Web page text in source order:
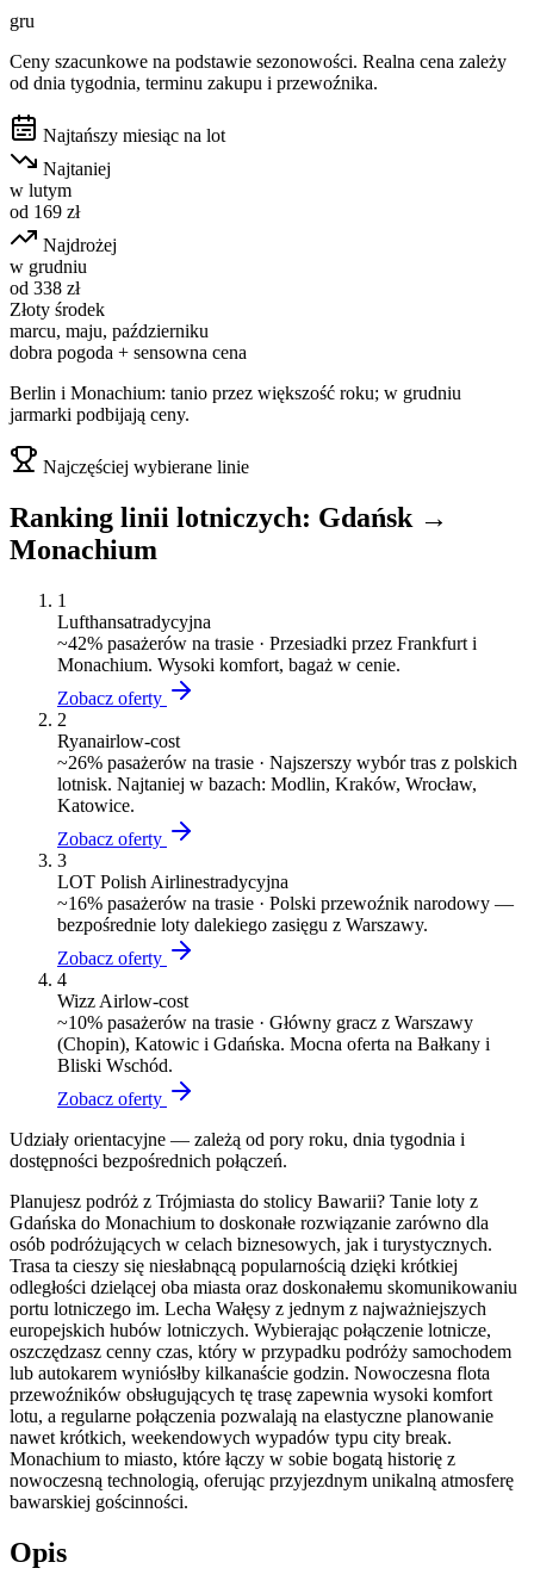
gru
Ceny szacunkowe na podstawie sezonowości. Realna cena zależy
od dnia tygodnia, terminu zakupu i przewoźnika.
Najtańszy miesiąc na lot
Najtaniej
w lutym
od 169 zł
Najdrożej
w grudniu
od 338 zł
Złoty środek
marcu, maju, październiku
dobra pogoda + sensowna cena
Berlin i Monachium: tanio przez większość roku; w grudniu
jarmarki podbijają ceny.
Najczęściej wybierane linie
Ranking linii lotniczych: Gdańsk→
Monachium
1
Lufthansatradycyjna
~42% pasażerów na trasie · Przesiadki przez Frankfurt i
Monachium. Wysoki komfort, bagaż w cenie.
Zobacz oferty
2
Ryanairlow-cost
~26% pasażerów na trasie · Najszerszy wybór tras z polskich
lotnisk. Najtaniej w bazach: Modlin, Kraków, Wrocław,
Katowice.
Zobacz oferty
3
LOT Polish Airlinestradycyjna
~16% pasażerów na trasie · Polski przewoźnik narodowy —
bezpośrednie loty dalekiego zasięgu z Warszawy.
Zobacz oferty
4
Wizz Airlow-cost
~10% pasażerów na trasie · Główny gracz z Warszawy
(Chopin), Katowic i Gdańska. Mocna oferta na Bałkany i
Bliski Wschód.
Zobacz oferty
Udziały orientacyjne — zależą od pory roku, dnia tygodnia i
dostępności bezpośrednich połączeń.
Planujesz podróż z Trójmiasta do stolicy Bawarii? Tanie loty z
Gdańska do Monachium to doskonałe rozwiązanie zarówno dla
osób podróżujących w celach biznesowych, jak i turystycznych.
Trasa ta cieszy się niesłabnącą popularnością dzięki krótkiej
odległości dzielącej oba miasta oraz doskonałemu skomunikowaniu
portu lotniczego im. Lecha Wałęsy z jednym z najważniejszych
europejskich hubów lotniczych. Wybierając połączenie lotnicze,
oszczędzasz cenny czas, który w przypadku podróży samochodem
lub autokarem wyniósłby kilkanaście godzin. Nowoczesna flota
przewoźników obsługujących tę trasę zapewnia wysoki komfort
lotu, a regularne połączenia pozwalają na elastyczne planowanie
nawet krótkich, weekendowych wypadów typu city break.
Monachium to miasto, które łączy w sobie bogatą historię z
nowoczesną technologią, oferując przyjezdnym unikalną atmosferę
bawarskiej gościnności.
Opis